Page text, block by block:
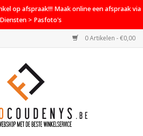
op afspraak!!! Maak online een afspraak via
Diensten > Pasfoto's
0 Artikelen - €0,00